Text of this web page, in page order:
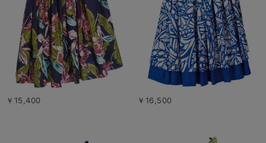
￥15,400 ￥16,500